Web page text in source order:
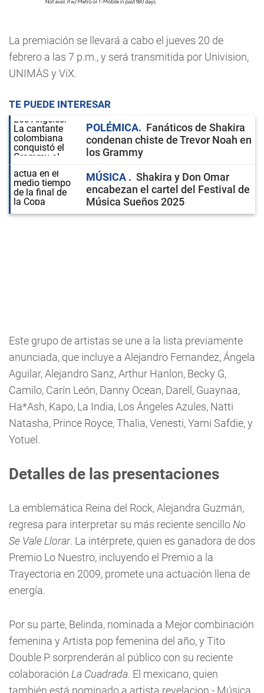
La premiación se llevará a cabo el jueves 20 de
febrero a las 7 p.m., y será transmitida por Univision,
UNIMÁS y ViX.
TE PUEDE INTERESAR
POLÉMICA
Fanáticos de Shakira
condenan chiste de Trevor Noah en
los Grammy
MÚSICA
Shakira y Don Omar
encabezan el cartel del Festival de
Música Sueños 2025
Este grupo de artistas se une a la lista previamente
anunciada, que incluye a Alejandro Fernandez, Ángela
Aguilar, Alejandro Sanz, Arthur Hanlon, Becky G,
Camilo, Carín León, Danny Ocean, Darell, Guaynaa,
Ha*Ash, Kapo, La India, Los Ángeles Azules, Natti
Natasha, Prince Royce, Thalia, Venesti, Yami Safdie, y
Yotuel.
Detalles de las presentaciones
La emblemática Reina del Rock, Alejandra Guzmán,
regresa para interpretar su más reciente sencillo No
Se Vale Llorar. La intérprete, quien es ganadora de dos
Premio Lo Nuestro, incluyendo el Premio a la
Trayectoria en 2009, promete una actuación llena de
energía.
Por su parte, Belinda, nominada a Mejor combinación
femenina y Artista pop femenina del año, y Tito
Double P sorprenderán al público con su reciente
colaboración La Cuadrada. El mexicano, quien
también está nominado a artista revelacion - Música